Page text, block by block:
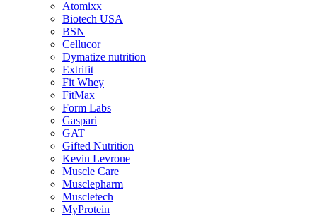
Atomixx
Biotech USA
BSN
Cellucor
Dymatize nutrition
Extrifit
Fit Whey
FitMax
Form Labs
Gaspari
GAT
Gifted Nutrition
Kevin Levrone
Muscle Care
Musclepharm
Muscletech
MyProtein